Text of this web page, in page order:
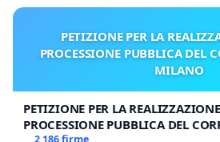
PETIZIONE PER LA
PROCESSIONE PUBBLICA DEL
MILANO
PETIZIONE PER LA
PROCESSIONE PUBBLICA DEL
2 186 firme